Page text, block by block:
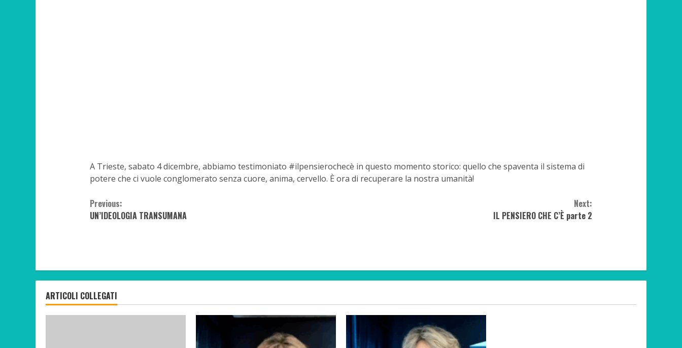
A Trieste, sabato 4 dicembre, abbiamo testimoniato #ilpensierochecè in questo momento storico: quello che spaventa il sistema di
potere che ci vuole conglomerato senza cuore, anima, cervello. È ora di recuperare la nostra umanità!
Continue
Reading
Previous:
UN’IDEOLOGIA TRANSUMANA
Next:
IL PENSIERO CHE C’È parte 2
ARTICOLI COLLEGATI